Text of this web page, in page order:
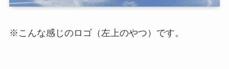
※こんな感じのロゴ（左上のやつ）です。